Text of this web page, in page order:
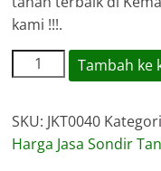
kami !!!.
Kuantitas
Harga
Sondir
Tanah
Tambah ke
SKU: JKT0040
Harga Jasa Sondir